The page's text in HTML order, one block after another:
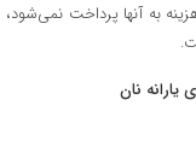
که رقم ۴۰ درصد کمک هزینه به آنها پرداخت نمی‌شود،